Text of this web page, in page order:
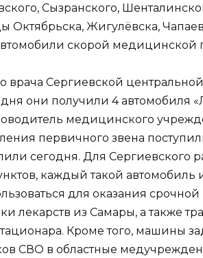
Сызранского,
Октябрьска, Жигулёвска,
скорой медицинской
врача Сергиевской
они получили 4 автомобиля
медицинского
первичного звена
сегодня. Для Сергиевского
каждый такой автомобиль
для оказания
лекарств из Самары, а также
Кроме того, машины
СВО в областные